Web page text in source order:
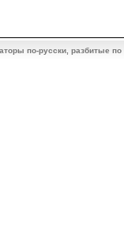
по-русски, разбитые